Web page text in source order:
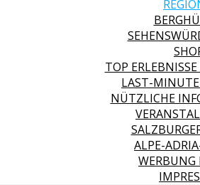
TOP
LAST-
NÜTZLICHE
ALPE-
WERBUNG